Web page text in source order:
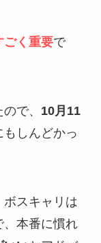
ごく重要で
で、 10月11
もしんどかっ
ボスキャリは
、本番に慣れ